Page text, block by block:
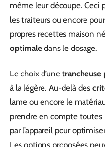
même leur découpe. Ceci
les traiteurs ou encore
propres recettes maison
optimale dans le dosage.
Le choix d’une trancheuse
à la légère. Au-delà des
lame ou encore le
prendre en compte
par l’appareil pour
Les options proposées